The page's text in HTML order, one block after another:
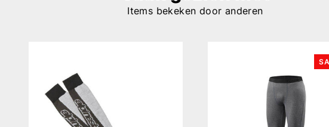
Items bekeken door anderen